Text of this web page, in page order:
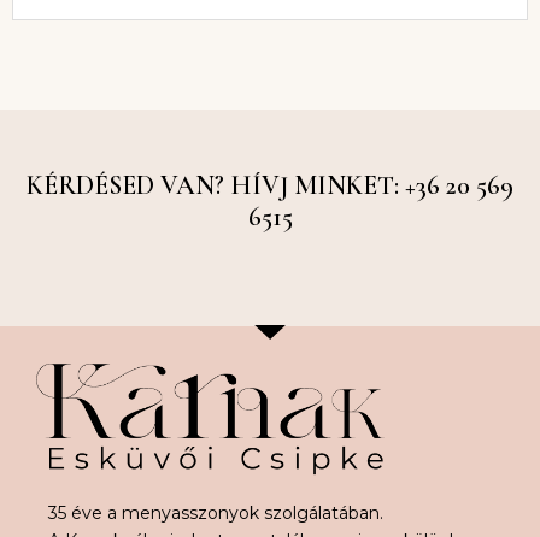
KÉRDÉSED VAN? HÍVJ MINKET: +36 20 569
6515
35 éve a menyasszonyok szolgálatában.